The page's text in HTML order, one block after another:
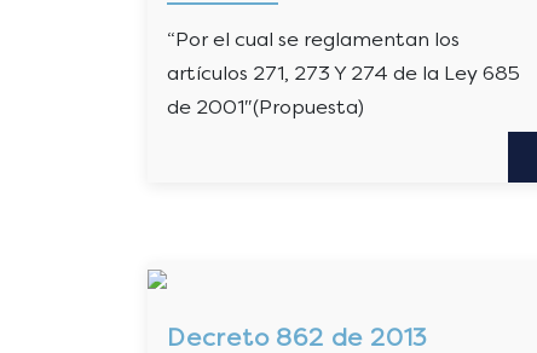
“Por el cual se reglamentan los
artículos 271, 273 Y 274 de la Ley 685
de 2001″(Propuesta)
Decreto 862 de 2013